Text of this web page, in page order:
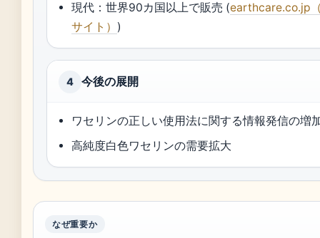
現代：世界90カ国以上で販売 (earthcare.co.jp
サイト） )
4 今後の展開
ワセリンの正しい使用法に関する情報発信の増
高純度白色ワセリンの需要拡大
なぜ重要か